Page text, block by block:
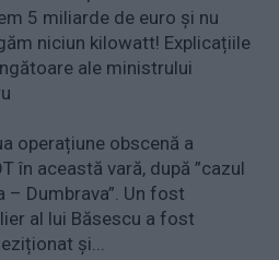
5 miliarde de euro și nu
niciun kilowatt! Explicațiile
ale ministrului
operațiune obscenă a
în această vară, după ”cazul
– Dumbrava”. Un fost
al lui Băsescu a fost
și...